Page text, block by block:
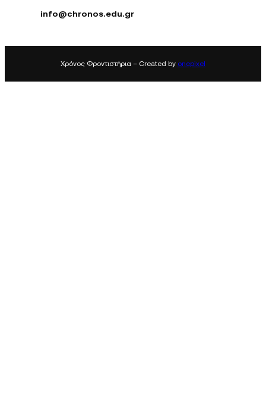
info@chronos.edu.gr
Χρόνος Φροντιστήρια – Created by onepixel